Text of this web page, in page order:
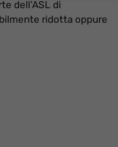
dell’ASL di
ridotta oppure